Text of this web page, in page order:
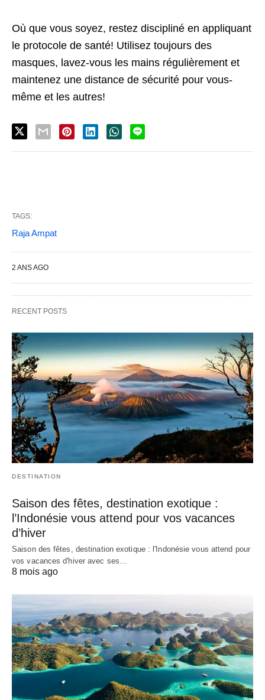
Où que vous soyez, restez discipliné en appliquant
le protocole de santé! Utilisez toujours des
masques, lavez-vous les mains régulièrement et
maintenez une distance de sécurité pour vous-
même et les autres!
TAGS:
Raja Ampat
2 ANS AGO
RECENT POSTS
DESTINATION
Saison des fêtes, destination exotique :
l’Indonésie vous attend pour vos vacances
d’hiver
Saison des fêtes, destination exotique : l'Indonésie vous attend pour
vos vacances d'hiver avec ses…
8 mois ago